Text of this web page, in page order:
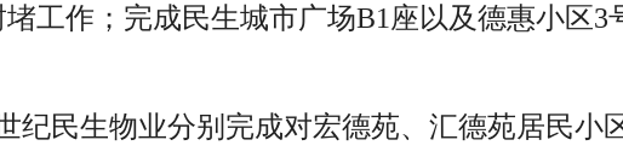
工作；完成民生城市广场B1座以及德惠小区3
纪民生物业分别完成对宏德苑、汇德苑居民小